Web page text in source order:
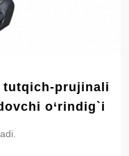
tutqich-prujinali
o‘rindig`i